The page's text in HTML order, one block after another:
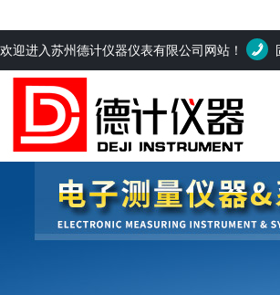
欢迎进入苏州德计仪器仪表有限公司网站！